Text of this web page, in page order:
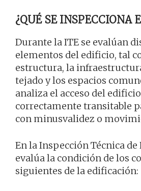
¿QUÉ SE INSPECCIONA
Durante la ITE se evalúan
elementos del edificio, tal
estructura, la
tejado y los espacios
analiza el acceso del
correctamente transitable
con minusvalidez o
En la Inspección Técnica de
evalúa la condición de los
siguientes de la edificación: